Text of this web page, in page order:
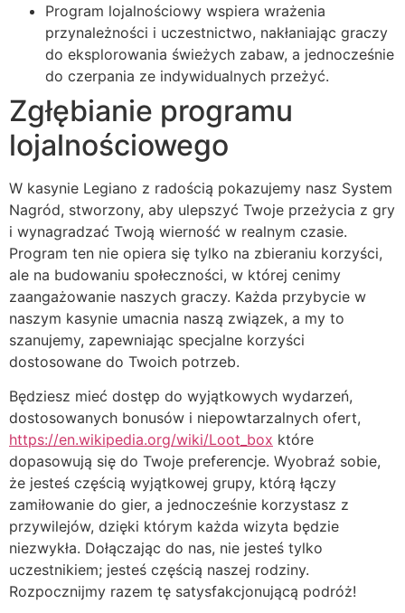
Program lojalnościowy wspiera wrażenia
przynależności i uczestnictwo, nakłaniając graczy
do eksplorowania świeżych zabaw, a jednocześnie
do czerpania ze indywidualnych przeżyć.
Zgłębianie programu
lojalnościowego
W kasynie Legiano z radością pokazujemy nasz System
Nagród, stworzony, aby ulepszyć Twoje przeżycia z gry
i wynagradzać Twoją wierność w realnym czasie.
Program ten nie opiera się tylko na zbieraniu korzyści,
ale na budowaniu społeczności, w której cenimy
zaangażowanie naszych graczy. Każda przybycie w
naszym kasynie umacnia naszą związek, a my to
szanujemy, zapewniając specjalne korzyści
dostosowane do Twoich potrzeb.
Będziesz mieć dostęp do wyjątkowych wydarzeń,
dostosowanych bonusów i niepowtarzalnych ofert,
https://en.wikipedia.org/wiki/Loot_box które
dopasowują się do Twoje preferencje. Wyobraź sobie,
że jesteś częścią wyjątkowej grupy, którą łączy
zamiłowanie do gier, a jednocześnie korzystasz z
przywilejów, dzięki którym każda wizyta będzie
niezwykła. Dołączając do nas, nie jesteś tylko
uczestnikiem; jesteś częścią naszej rodziny.
Rozpocznijmy razem tę satysfakcjonującą podróż!